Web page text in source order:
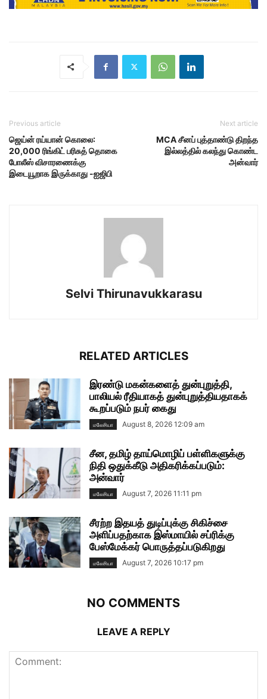
Previous article
ஜெய்ன் ரய்யான் கொலை:
20,000 ரிங்கிட் பரிசுத் தொகை
போலீஸ் விசாரணைக்கு
இடையூறாக இருக்காது -ஐஜிபி
Next article
MCA சீனப் புத்தாண்டு திறந்த
இல்லத்தில் கலந்து கொண்ட
அன்வார்
Selvi Thirunavukkarasu
RELATED ARTICLES
இரண்டு மகன்களைத் துன்புறுத்தி,
பாலியல் ரீதியாகத் துன்புறுத்தியதாகக்
கூறப்படும் நபர் கைது
மலேசியா August 8, 2026 12:09 am
சீன, தமிழ் தாய்மொழிப் பள்ளிகளுக்கு
நிதி ஒதுக்கீடு அதிகரிக்கப்படும்:
அன்வார்
மலேசியா August 7, 2026 11:11 pm
சீரற்ற இதயத் துடிப்புக்கு சிகிச்சை
அளிப்பதற்காக இஸ்மாயில் சப்ரிக்கு
பேஸ்மேக்கர் பொருத்தப்படுகிறது
மலேசியா August 7, 2026 10:17 pm
NO COMMENTS
LEAVE A REPLY